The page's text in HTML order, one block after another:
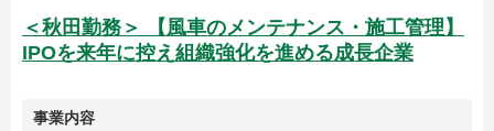
＜秋田勤務＞ 【風車のメンテナンス・施工管理】
IPOを来年に控え組織強化を進める成長企業
事業内容